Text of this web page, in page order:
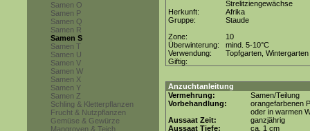
Samen O
Samen P
Samen Q
Samen R
Samen S
Samen T
Samen U
Samen V
Samen W
Samen X
Samen Y
Samen Z
Schling & Kletterpflanzen
Frucht & Nutzpflanzen
Gemüse & Gewürze
Mangroven & Teich
Strelitziengewächse
Herkunft:
Afrika
Gruppe:
Staude
Zone:
10
Überwinterung:
mind. 5-10°C
Verwendung:
Topfgarten, Wintergarten
Giftig:
Anzuchtanleitung
Vermehrung:
Samen/Teilung
Vorbehandlung:
orangefarbenen
oder in warmen
Aussaat Zeit:
ganzjährig
Aussaat Tiefe:
ca. 1 cm